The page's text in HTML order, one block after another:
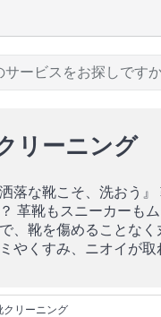
リーニング
洒落な靴こそ、洗おう
革靴もスニーカーも
、靴を傷めることな
やくすみ、ニオイが
クリーニング